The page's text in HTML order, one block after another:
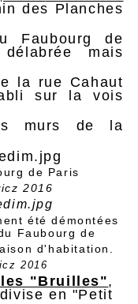
des Planches
Faubourg de
mais
la rue Cahaut
sur la vois
murs de la
de Paris
2016
été démontées
Faubourg de
d'habitation.
2016
"Bruilles",
en "Petit